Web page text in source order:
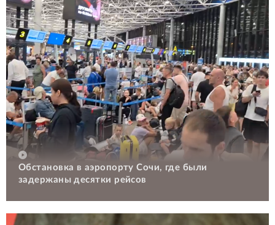
Обстановка в аэропорту Сочи, где были
задержаны десятки рейсов